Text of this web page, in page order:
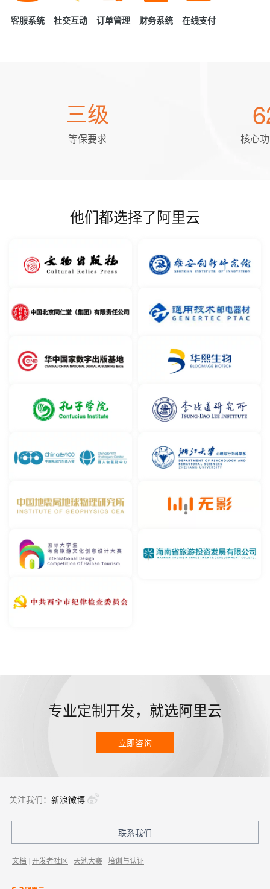
客服系统 社交互动 订单管理 财务系统 在线支付
三级
等保要求 核心
他们都选择了阿里云
专业定制开发，就选阿里云
立即咨询